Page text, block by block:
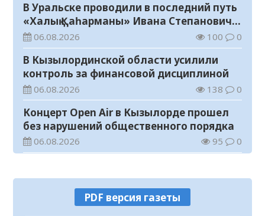
В Уральске проводили в последний путь
«Халық Қаһарманы» Ивана Степановича
Гапича
06.08.2026 100 0
В Кызылординской области усилили
контроль за финансовой дисциплиной
06.08.2026 138 0
Концерт Open Air в Кызылорде прошел
без нарушений общественного порядка
06.08.2026 95 0
конкурс видеороликов о семейных
ценностях и Конституции
06.08.2026 PDF версия газеты